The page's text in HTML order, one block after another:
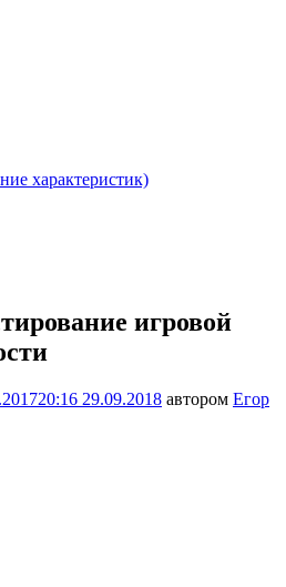
характеристик)
игровой
20:16 29.09.2018 автором Егор